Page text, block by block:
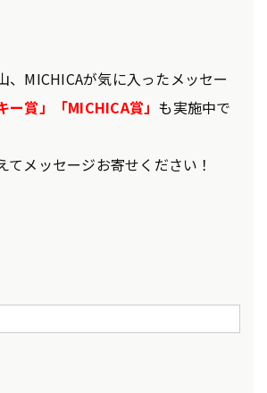
、MICHICAが気に入ったメッセー
ー賞」「MICHICA賞」 も実施中で
てメッセージお寄せください！